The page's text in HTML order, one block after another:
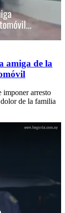
amiga de la
imponer arresto
de la familia
Jefe de